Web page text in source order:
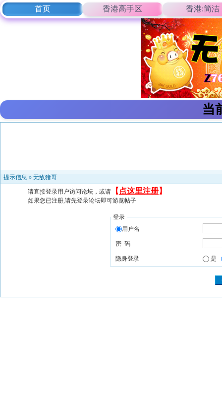
首页 香港高手区 香港:简洁
当
提示信息 » 无敌猪哥
请直接登录用户访问论坛，或请 【 点这里注册】
如果您已注册,请先登录论坛即可游览帖子
登录
用户名
密 码
隐身登录 是